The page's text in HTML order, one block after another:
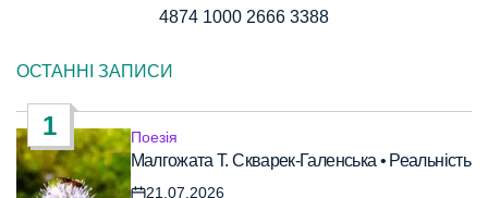
4874 1000 2666 3388
ОСТАННІ ЗАПИСИ
1
Опублікувати
у
Поезія
Малгожата Т. Скварек-Галенська • Реальність
21.07.2026